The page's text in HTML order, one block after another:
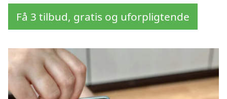
Få 3 tilbud, gratis og uforpligtende